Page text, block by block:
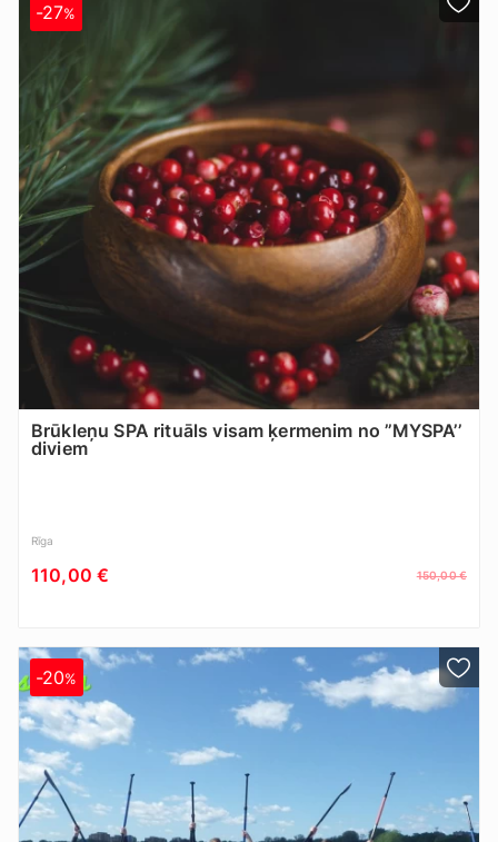
-27%
Brūkleņu SPA rituāls visam ķermenim no ’’MYSPA’’
diviem
Rīga
110,00 € 150,00 €
-20%